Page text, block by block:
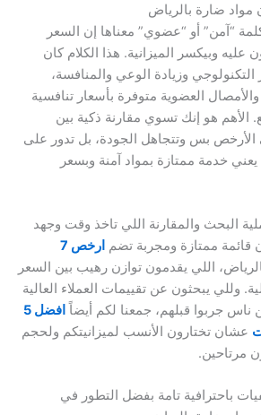
ضارة بالرياض
“آمن” أو “عضوي” معناها إن السعر
عليه وبيكسر الميزانية. هذا الكلام كان
وزيادة الوعي والمنافسة،
العضوية متوفرة بأسعار تنافسية
الأهم هو إنك تسوي مقارنة ذكية بين
الأرخص بس وتتجاهل الجودة، بل تدور على
يعني خدمة ممتازة بمواد آمنة وبسعر
البحث والمقارنة اللي تاخذ وقت وجهد
ممتازة ومجربة تضم
ارخص 7
اللي يقدمون توازن رهيب بين السعر
وللي يبحثون عن تقييمات العملاء العالية
جربوا قبلهم، جمعنا لكم أيضاً
افضل 5
عشان تختارون الأنسب لميزانيتكم ولحجم
مرتاحين.
باحترافية تامة بفضل التطور في